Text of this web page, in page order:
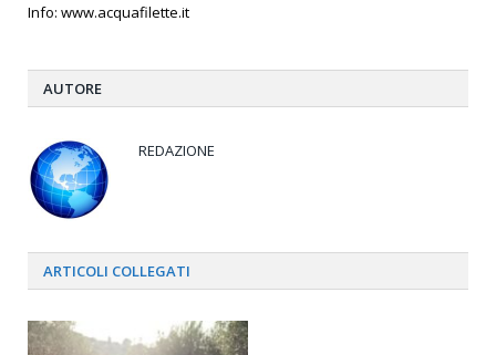
Info: www.acquafilette.it
AUTORE
REDAZIONE
ARTICOLI COLLEGATI